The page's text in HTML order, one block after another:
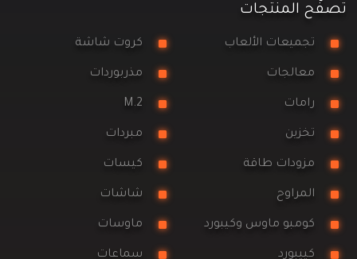
تصفَّح المنتجات
تجميعات الألعاب كروت شاشة
معالجات مذربوردات
رامات M.2
تخزين مبردات
مزودات طاقة كيسات
المراوح شاشات
كومبو ماوس وكيبورد ماوسات
كييبورد سماعات